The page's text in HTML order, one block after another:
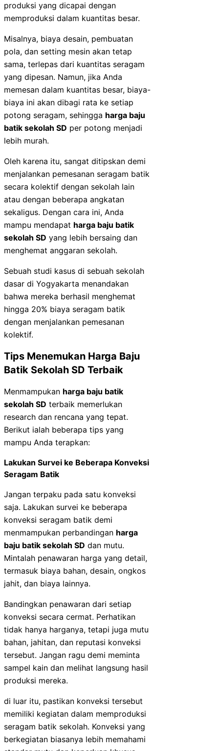
produksi yang dicapai dengan
memproduksi dalam kuantitas besar.
Misalnya, biaya desain, pembuatan
pola, dan setting mesin akan tetap
sama, terlepas dari kuantitas seragam
yang dipesan. Namun, jika Anda
memesan dalam kuantitas besar, biaya-
biaya ini akan dibagi rata ke setiap
potong seragam, sehingga harga baju
batik sekolah SD per potong menjadi
lebih murah.
Oleh karena itu, sangat ditipskan demi
menjalankan pemesanan seragam batik
secara kolektif dengan sekolah lain
atau dengan beberapa angkatan
sekaligus. Dengan cara ini, Anda
mampu mendapat harga baju batik
sekolah SD yang lebih bersaing dan
menghemat anggaran sekolah.
Sebuah studi kasus di sebuah sekolah
dasar di Yogyakarta menandakan
bahwa mereka berhasil menghemat
hingga 20% biaya seragam batik
dengan menjalankan pemesanan
kolektif.
Tips Menemukan Harga Baju
Batik Sekolah SD Terbaik
Menmampukan harga baju batik
sekolah SD terbaik memerlukan
research dan rencana yang tepat.
Berikut ialah beberapa tips yang
mampu Anda terapkan:
Lakukan Survei ke Beberapa Konveksi
Seragam Batik
Jangan terpaku pada satu konveksi
saja. Lakukan survei ke beberapa
konveksi seragam batik demi
menmampukan perbandingan harga
baju batik sekolah SD dan mutu.
Mintalah penawaran harga yang detail,
termasuk biaya bahan, desain, ongkos
jahit, dan biaya lainnya.
Bandingkan penawaran dari setiap
konveksi secara cermat. Perhatikan
tidak hanya harganya, tetapi juga mutu
bahan, jahitan, dan reputasi konveksi
tersebut. Jangan ragu demi meminta
sampel kain dan melihat langsung hasil
produksi mereka.
di luar itu, pastikan konveksi tersebut
memiliki kegiatan dalam memproduksi
seragam batik sekolah. Konveksi yang
berkegiatan biasanya lebih memahami